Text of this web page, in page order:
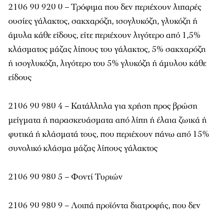
2106 90 920 0 – Τρόφιμα που δεν περιέχουν λιπαρές
ουσίες γάλακτος, σακχαρόζη, ισογλυκόζη, γλυκόζη ή
άμυλα κάθε είδους, είτε περιέχουν λιγότερο από 1,5%
κλάσματος μάζας λίπους του γάλακτος, 5% σακχαρόζη
ή ισογλυκόζη, λιγότερο του 5% γλυκόζη ή άμυλου κάθε
είδους
2106 90 980 4 – Κατάλληλα για χρήση προς βρώση
μείγματα ή παρασκευάσματα από λίπη ή έλαια ζωικά ή
φυτικά ή κλάσματά τους, που περιέχουν πάνω από 15%
συνολικό κλάσμα μάζας λίπους γάλακτος
2106 90 980 5 – Φοντί Τυριών
2106 90 980 9 – Λοιπά προϊόντα διατροφής, που δεν